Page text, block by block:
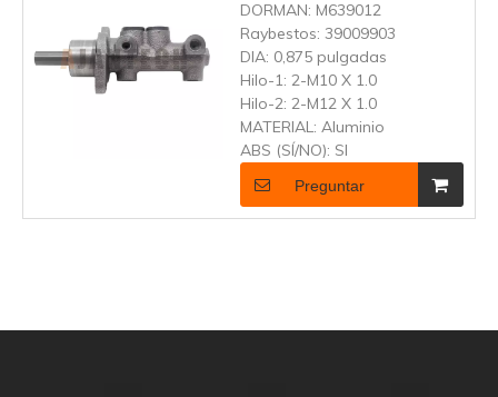
DORMAN: M639012
Raybestos: 39009903
DIA: 0,875 pulgadas
Hilo-1: 2-M10 X 1.0
Hilo-2: 2-M12 X 1.0
MATERIAL: Aluminio
ABS (SÍ/NO): SI
Preguntar